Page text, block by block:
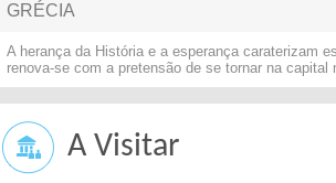
GRÉCIA
A herança da História e a esperança caraterizam
renova-se com a pretensão de se tornar na
A Visitar